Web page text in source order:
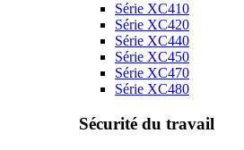
Série XC410
Série XC420
Série XC440
Série XC450
Série XC470
Série XC480
Sécurité du travail